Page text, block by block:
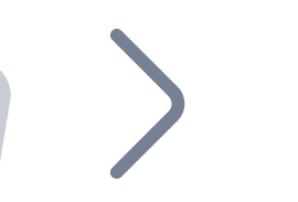
Bitnovo
dans votre entreprise et
dans votre écosystème.